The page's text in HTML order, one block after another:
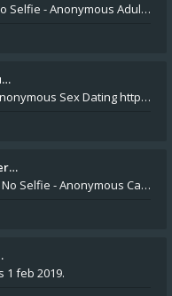
Private Girls From Your City - No Selfie - Anonymous Adult Dating https://privatedates.live Private Girls In Your
Girls In Your City - No Selfie - Anonymous Sex Dating https://SecretPrivat.com Womens In Your Town - Anonymous S
Private Girls From Your Town - No Selfie - Anonymous Casual Dating https://PrivateLadyEscorts.com Private Lady In
1 feb 2019.